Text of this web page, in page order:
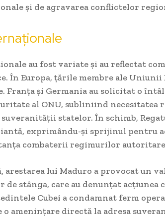
și de agravarea conflictelor
au fost variate și au reflectat
În Europa, țările membre ale Uniunii
Franța și Germania au solicitat o
al ONU, subliniind
statelor. În schimb,
exprimându-și sprijinul pentru
combaterii regimurilor
arestarea lui Maduro a provocat un
de stânga, care au denunțat
Cubei a condamnat ferm
o amenințare directă la adresa